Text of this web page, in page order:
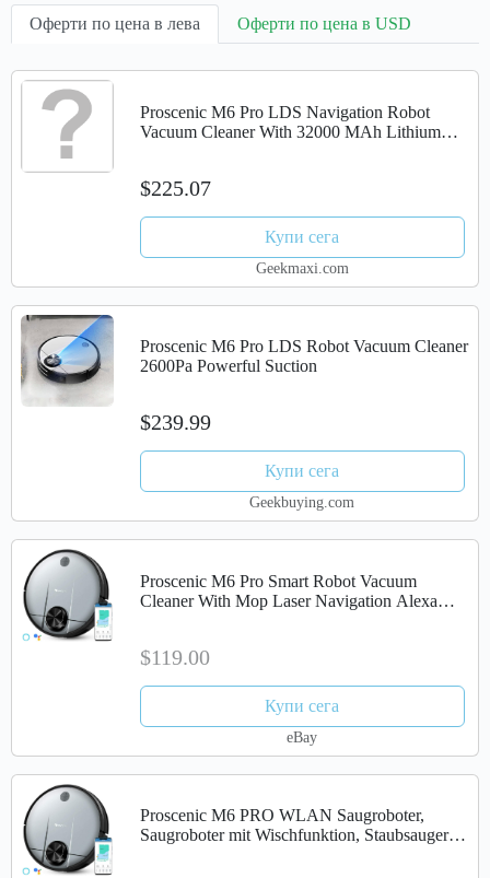
Оферти по цена в лева Оферти по цена в USD
Proscenic M6 Pro LDS Navigation Robot
Vacuum Cleaner With 32000 MAh Lithium
$225.07
Купи сега
Geekmaxi.com
Proscenic M6 Pro LDS Robot Vacuum Cleaner
2600Pa Powerful Suction
$239.99
Купи сега
Geekbuying.com
Proscenic M6 Pro Smart Robot Vacuum
Cleaner With Mop Laser Navigation Alexa
$119.00
Купи сега
eBay
Proscenic M6 PRO WLAN Saugroboter,
Saugroboter mit Wischfunktion, Staubsauger